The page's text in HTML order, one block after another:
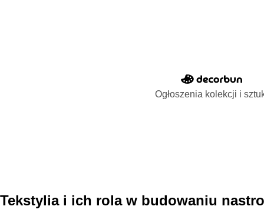
Ogłoszenia kolekcji i
Tekstylia i ich rola w budowaniu